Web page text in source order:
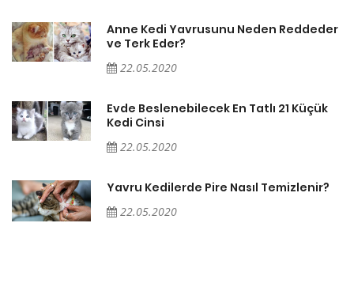
Anne Kedi Yavrusunu Neden Reddeder
ve Terk Eder?
22.05.2020
Evde Beslenebilecek En Tatlı 21 Küçük
Kedi Cinsi
22.05.2020
Yavru Kedilerde Pire Nasıl Temizlenir?
22.05.2020